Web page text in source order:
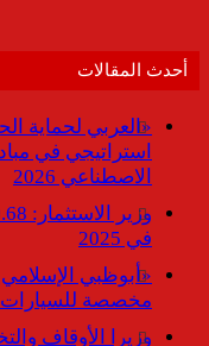
أحدث المقالات
«العربي لحماية
استراتيجي في
الاصطناعي 2026
في 2025
«أبوظبي
مخصصة للسيارات
وزيرا الأوقاف